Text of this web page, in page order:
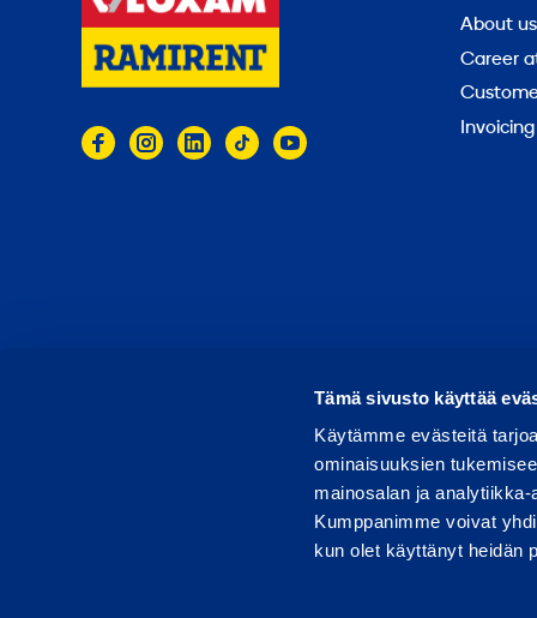
Tämä sivusto käyttää
Käytämme evästeitä
ominaisuuksien
mainosalan ja
Kumppanimme voivat
kun olet käyttänyt heidän
About us
Career
Invoicing
Terms of use Privacy notice